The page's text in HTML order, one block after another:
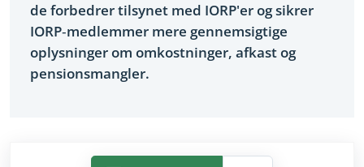
de forbedrer tilsynet med IORP'er og sikrer
IORP‑medlemmer mere gennemsigtige
oplysninger om omkostninger, afkast og
pensionsmangler.